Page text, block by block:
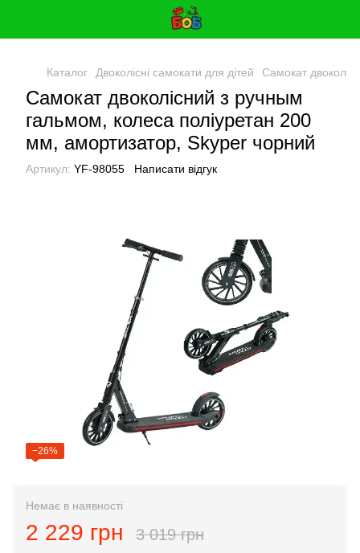
Каталог Двоколісні самокати для дітей Самокат
Самокат двоколісний з ручным
гальмом, колеса поліуретан 200
мм, амортизатор, Skyper чорний
Артикул: YF-98055 Написати відгук
−26%
Немає в наявності
2 229 грн 3 019 грн